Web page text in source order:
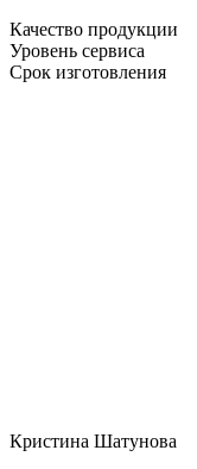
Качество продукции
Уровень сервиса
Срок изготовления
Кристина Шатунова